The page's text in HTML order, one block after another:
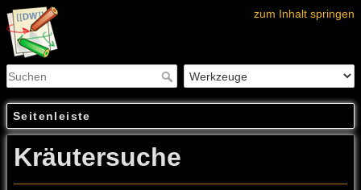
zum Inhalt springen
Seitenleiste
Kräutersuche